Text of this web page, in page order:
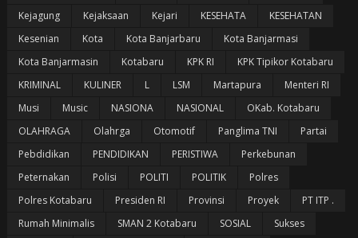
Kejagung
Kejaksaan Kejari KESEHATA
KESEHATAN
Kesenian
Kota Kota Banjarbaru
Kota Banjarmasi
Kota Banjarmasin
Kotabaru KPK RI
KPK Tipikor Kotabaru
KRIMINAL
KULINER L LSM Martapura
Menteri RI
Musi
Music NASIONA NASIONAL
OKab. Kotabaru
OLAHRAGA
Olahrga Otomotif Panglima TNI
Partai
Pebdidikan
PENDIDIKAN PERISTIWA
Perkebunan
Peternakan
Polisi POLITI POLITIK
Polres
Polres Kotabaru
Presiden RI Provinsi Proyek
PT ITP .
Rumah Minimalis
SMAN 2 Kotabaru SOSIAL
Sukses